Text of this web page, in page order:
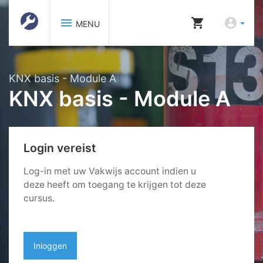
menu MENU shopping_cart account_circle
KNX basis - Module A
KNX basis - Module A
Login vereist
Log-in met uw Vakwijs account indien u
deze heeft om toegang te krijgen tot deze
cursus.
Inloggen